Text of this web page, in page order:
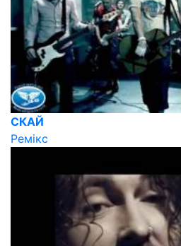
СКАЙ
Ремікс